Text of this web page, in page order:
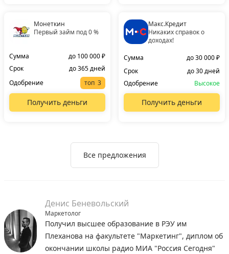
Монеткин
Первый займ под 0 %
Сумма
до 100 000 ₽
Срок
до 365 дней
Одобрение
топ
Получить деньги
Макс.Кредит
Никаких справок о
доходах!
Сумма
до 30 000 ₽
Срок
до 30 дней
Одобрение
Высокое
Получить деньги
Все предложения
Денис Беневольский
Маркетолог
Получил высшее образование в РЭУ им
Плеханова на факультете "Маркетинг", диплом об
окончании школы радио МИА "Россия Сегодня"